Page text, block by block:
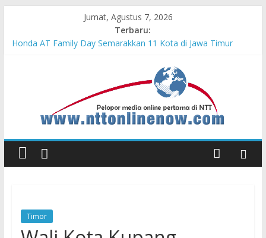
Jumat, Agustus 7, 2026
Terbaru:
Honda AT Family Day Semarakkan 11 Kota di Jawa Timur
BI Atas Kepeduliannya Tingkatkan Budaya Literasi
Astra Honda Siap Lanjutkan Performa Positif di ARRC
Pengadaan Kapal PPA Perkuat Kemampuan Pertahanan Udara
TNI AL Hadapi Ancaman Maritim Modern
Edukasi Keselamatan
Timor